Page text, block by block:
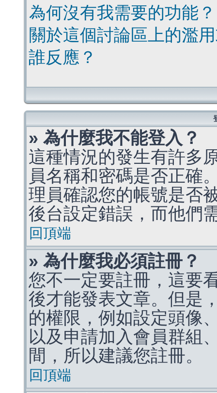
為何沒有我需要的功能？
關於這個討論區上的濫
誰反應？
» 為什麼我不能登入？
這種情況的發生有許多
員名稱和密碼是否正確
理員確認您的帳號是否
後台設定錯誤，而他們
回頂端
» 為什麼我必須註冊？
您不一定要註冊，這要
後才能發表文章。但是
的權限，例如設定頭像
以及申請加入會員群組
間，所以建議您註冊。
回頂端